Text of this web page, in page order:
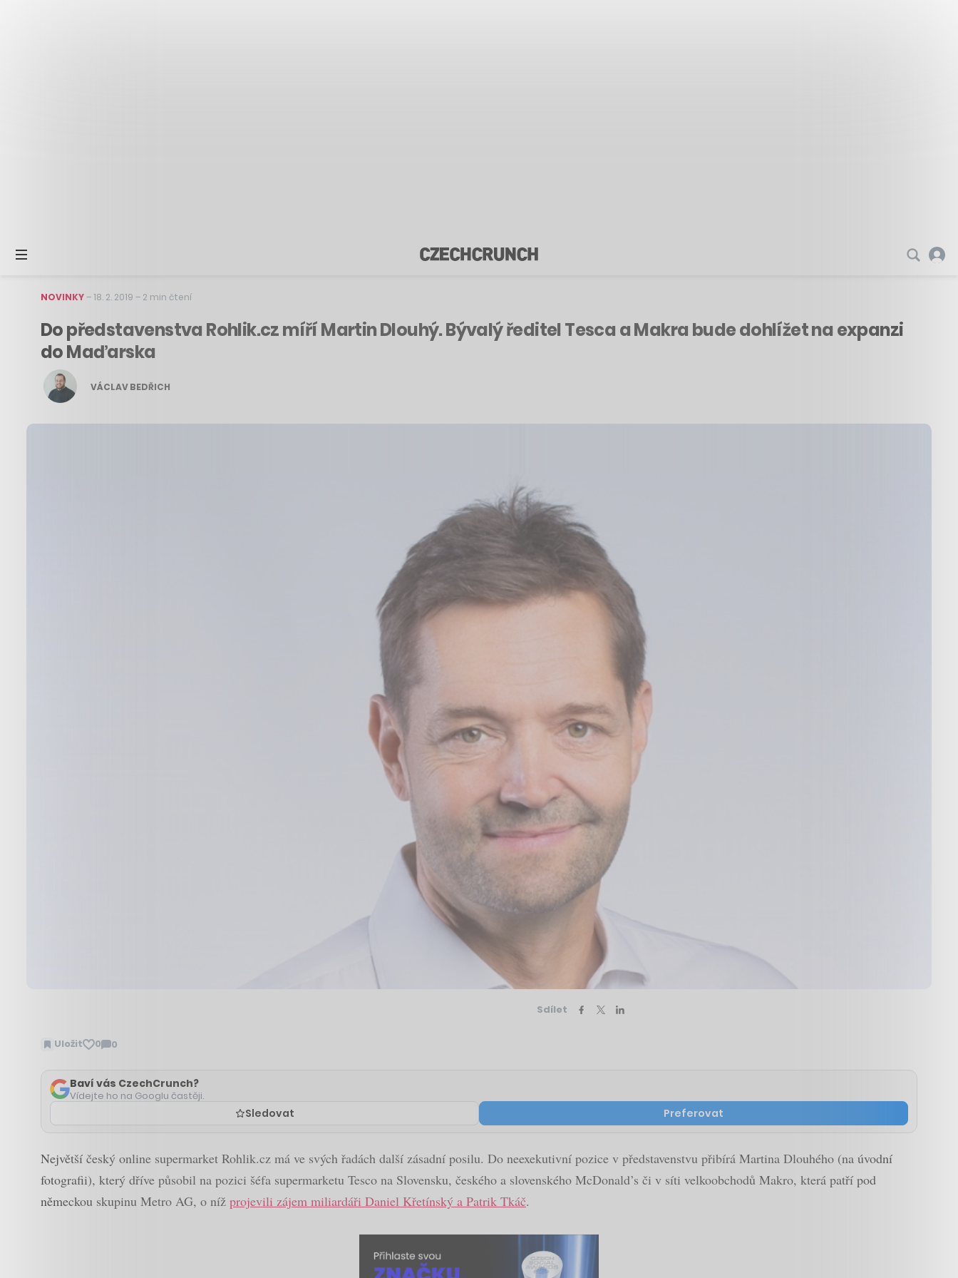
NOVINKY–18. 2. 2019 – 2 min čtení
Do představenstva Rohlik.cz míří Martin Dlouhý. Bývalý ředitel Tesca a Makra bude dohlížet na expanzi
do Maďarska
VÁCLAV BEDŘICH
Sdílet
Uložit 0 0
Zobrazit
Baví vás CzechCrunch?
Vídejte ho na Googlu častěji.
Sledovat Preferovat
Největší český online supermarket Rohlik.cz má ve svých řadách další zásadní posilu. Do neexekutivní pozice v představenstvu přibírá Martina Dlouhého (na úvodní
fotografii), který dříve působil na pozici šéfa supermarketu Tesco na Slovensku, českého a slovenského McDonald’s či v síti velkoobchodů Makro, která patří pod
německou skupinu Metro AG, o níž projevili zájem miliardáři Daniel Křetínský a Patrik Tkáč.